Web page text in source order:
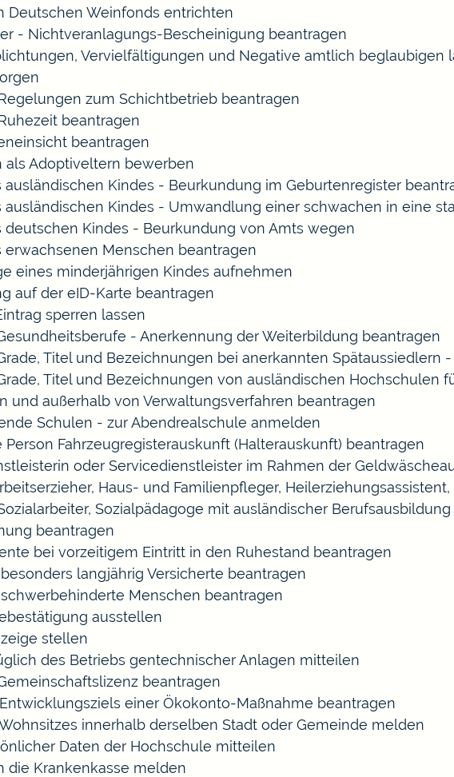
Deutschen Weinfonds entrichten
- Nichtveranlagungs-Bescheinigung beantragen
Vervielfältigungen und Negative amtlich beglaubigen
zum Schichtbetrieb beantragen
beantragen
beantragen
als Adoptiveltern bewerben
ausländischen Kindes - Beurkundung im Geburtenregister
ausländischen Kindes - Umwandlung einer schwachen in eine
deutschen Kindes - Beurkundung von Amts wegen
erwachsenen Menschen beantragen
eines minderjährigen Kindes aufnehmen
auf der eID-Karte beantragen
sperren lassen
- Anerkennung der Weiterbildung beantragen
Titel und Bezeichnungen bei anerkannten Spätaussiedlern
Titel und Bezeichnungen von ausländischen Hochschulen
und außerhalb von Verwaltungsverfahren beantragen
Schulen - zur Abendrealschule anmelden
Fahrzeugregisterauskunft (Halterauskunft) beantragen
oder Servicedienstleister im Rahmen der
Haus- und Familienpfleger,
Sozialpädagoge mit ausländischer
beantragen
bei vorzeitigem Eintritt in den Ruhestand beantragen
langjährig Versicherte beantragen
Menschen beantragen
ausstellen
stellen
des Betriebs gentechnischer Anlagen mitteilen
beantragen
einer Ökokonto-Maßnahme beantragen
innerhalb derselben Stadt oder Gemeinde melden
Daten der Hochschule mitteilen
die Krankenkasse melden